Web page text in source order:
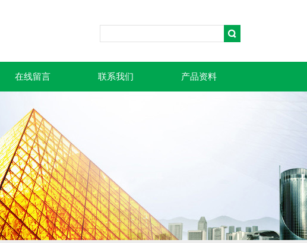
在线留言 联系我们 产品资料